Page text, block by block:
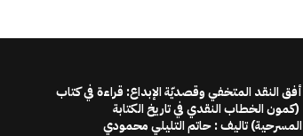
أفق النقد المتخفي وقصديّة الإبداع: قراءة في كتاب
(كمون الخطاب النقدي في تاريخ الكتابة
المسرحية) تاليف : حاتم التليلي محمودي